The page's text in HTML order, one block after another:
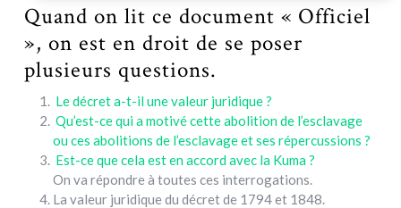
Quand on lit ce document « Officiel
», on est en droit de se poser
plusieurs questions.
Le décret a-t-il une valeur juridique ?
Qu’est-ce qui a motivé cette abolition de l’esclavage
ou ces abolitions de l’esclavage et ses répercussions ?
Est-ce que cela est en accord avec la Kuma ?
On va répondre à toutes ces interrogations.
La valeur juridique du décret de 1794 et 1848.